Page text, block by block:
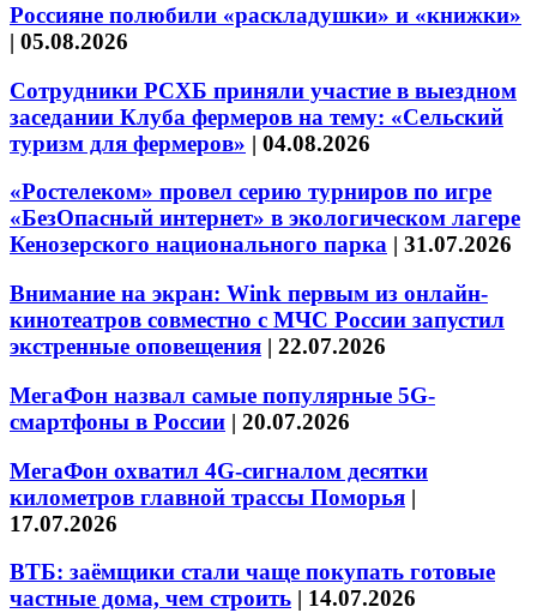
Россияне полюбили «раскладушки» и «книжки»
| 05.08.2026
Сотрудники РСХБ приняли участие в выездном
заседании Клуба фермеров на тему: «Сельский
туризм для фермеров» | 04.08.2026
«Ростелеком» провел серию турниров по игре
«БезОпасный интернет» в экологическом лагере
Кенозерского национального парка | 31.07.2026
Внимание на экран: Wink первым из онлайн-
кинотеатров совместно с МЧС России запустил
экстренные оповещения | 22.07.2026
МегаФон назвал самые популярные 5G-
смартфоны в России | 20.07.2026
МегаФон охватил 4G-сигналом десятки
километров главной трассы Поморья |
17.07.2026
ВТБ: заёмщики стали чаще покупать готовые
частные дома, чем строить | 14.07.2026